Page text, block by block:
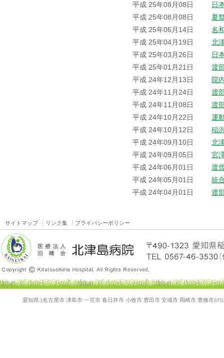
平成 25年08月08日
日
平成 25年08月08日
夏
平成 25年06月14日
名
平成 25年04月19日
北
平成 25年03月26日
日
平成 25年01月21日
渡
平成 24年12月13日
院
平成 24年11月24日
渡
平成 24年11月08日
渡
平成 24年10月22日
運
平成 24年10月12日
稲
平成 24年09月10日
北
平成 24年09月05日
宮
平成 24年06月01日
渡
平成 24年05月01日
統
平成 24年04月01日
渡
サイトマップ リンク集 プライバシーポリシー
愛知県 (名古屋市 津島市 一宮市 春日井市 小牧市 豊田市 安城市 岡崎市 豊橋市)